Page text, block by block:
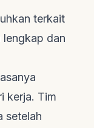
terkait
lengkap dan
kerja. Tim
setelah